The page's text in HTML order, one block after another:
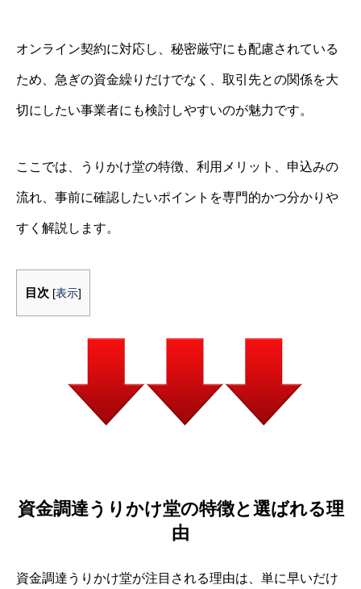
オンライン契約に対応し、秘密厳守にも配慮されている
ため、急ぎの資金繰りだけでなく、取引先との関係を大
切にしたい事業者にも検討しやすいのが魅力です。
ここでは、うりかけ堂の特徴、利用メリット、申込みの
流れ、事前に確認したいポイントを専門的かつ分かりや
すく解説します。
目次 [表示]
資金調達うりかけ堂の特徴と選ばれる理
由
資金調達うりかけ堂が注目される理由は、単に早いだけ